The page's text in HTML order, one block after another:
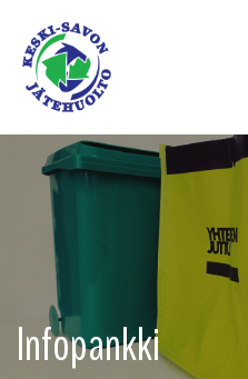
sisältöön
Infopankki